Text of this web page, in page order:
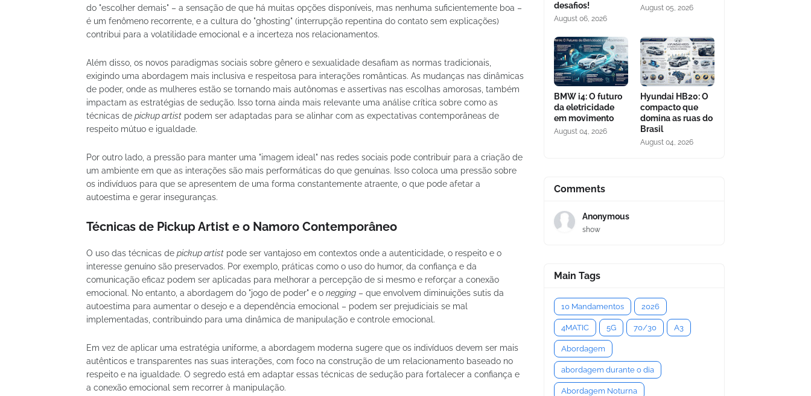
do "escolher demais" – a sensação de que há muitas opções disponíveis, mas nenhuma suficientemente boa –
é um fenômeno recorrente, e a cultura do "ghosting" (interrupção repentina do contato sem explicações)
contribui para a volatilidade emocional e a incerteza nos relacionamentos.
Além disso, os novos paradigmas sociais sobre gênero e sexualidade desafiam as normas tradicionais,
exigindo uma abordagem mais inclusiva e respeitosa para interações românticas. As mudanças nas dinâmicas
de poder, onde as mulheres estão se tornando mais autônomas e assertivas nas escolhas amorosas, também
impactam as estratégias de sedução. Isso torna ainda mais relevante uma análise crítica sobre como as
técnicas de pickup artist podem ser adaptadas para se alinhar com as expectativas contemporâneas de
respeito mútuo e igualdade.
Por outro lado, a pressão para manter uma "imagem ideal" nas redes sociais pode contribuir para a criação de
um ambiente em que as interações são mais performáticas do que genuínas. Isso coloca uma pressão sobre
os indivíduos para que se apresentem de uma forma constantemente atraente, o que pode afetar a
autoestima e gerar inseguranças.
Técnicas de Pickup Artist e o Namoro Contemporâneo
O uso das técnicas de pickup artist pode ser vantajoso em contextos onde a autenticidade, o respeito e o
interesse genuíno são preservados. Por exemplo, práticas como o uso do humor, da confiança e da
comunicação eficaz podem ser aplicadas para melhorar a percepção de si mesmo e reforçar a conexão
emocional. No entanto, a abordagem do "jogo de poder" e o negging – que envolvem diminuições sutis da
autoestima para aumentar o desejo e a dependência emocional – podem ser prejudiciais se mal
implementadas, contribuindo para uma dinâmica de manipulação e controle emocional.
Em vez de aplicar uma estratégia uniforme, a abordagem moderna sugere que os indivíduos devem ser mais
autênticos e transparentes nas suas interações, com foco na construção de um relacionamento baseado no
respeito e na igualdade. O segredo está em adaptar essas técnicas de sedução para fortalecer a confiança e
a conexão emocional sem recorrer à manipulação.
desafios!
August 06, 2026
August 05, 2026
BMW i4: O futuro
da eletricidade
em movimento
August 04, 2026
Hyundai HB20: O
compacto que
domina as ruas do
Brasil
August 04, 2026
Comments
Anonymous
show
Main Tags
10 Mandamentos 2026
4MATIC 5G 70/30 A3
Abordagem
abordagem durante o dia
Abordagem Noturna